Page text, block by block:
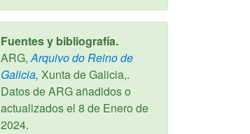
Fuentes y bibliografía.
ARG,Arquivo do Reino de
Galicia, Xunta de Galicia,.
Datos de ARG añadidos o
actualizados el 8 de Enero de
2024.